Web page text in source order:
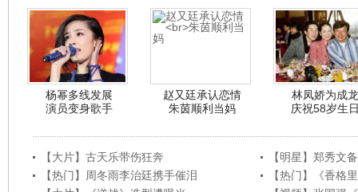
杨幂多线发展
演员变身歌手
赵又廷承认恋情
朱茵顺利当妈
林凤娇为成龙
庆祝58岁生
【大片】古天乐带伤狂奔
【明星】郑秀文
【热门】周冬雨李治廷携手催泪
【热门】《香格